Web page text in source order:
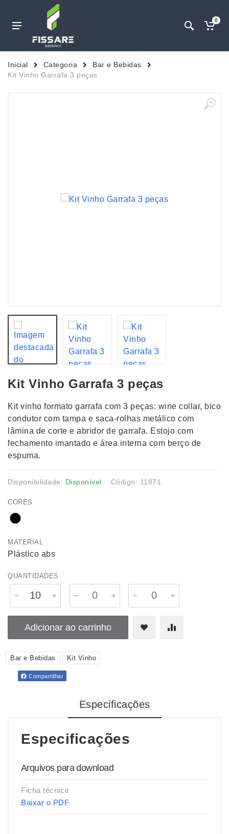
0
Inicial Categoria
Bar e Bebidas
Kit Vinho Garrafa 3 peças
Kit Vinho Garrafa 3 peças
Kit vinho formato garrafa com 3 peças: wine collar, bico
condutor com tampa e saca-rolhas metálico com
lâmina de corte e abridor de garrafa. Estojo com
fechamento imantado e área interna com berço de
espuma.
Disponibilidade: Disponível Código: 11871
CORES
MATERIAL
Plástico abs
QUANTIDADES
Adicionar ao carrinho
Bar e Bebidas Kit Vinho
Compartilhar
Especificações
Especificações
Arquivos para download
Ficha técnica
Baixar o PDF